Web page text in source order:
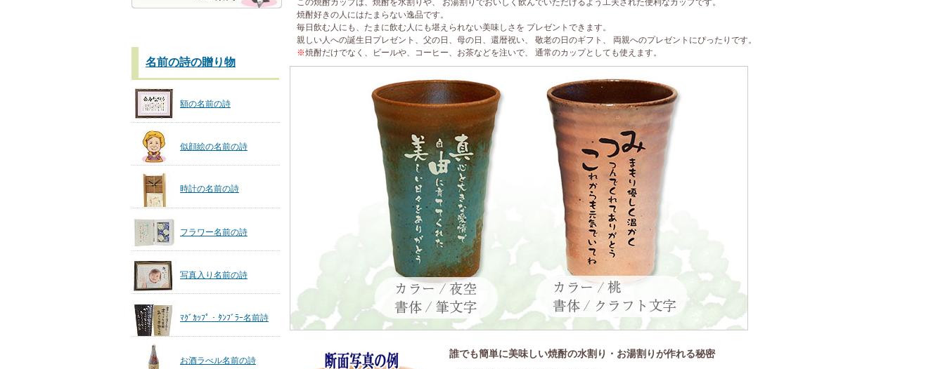
名前の詩の贈り物
額の名前の詩
似顔絵の名前の詩
時計の名前の詩
フラワー名前の詩
写真入り名前の詩
ﾏｸﾞｶｯﾌﾟ・ﾀﾝﾌﾞﾗｰ名前詩
お酒ラべル名前の詩
この焼酎カップは、焼酎を水割りや、 お湯割りでおいしく飲んでいただけるよう工夫された便利なカップです。
焼酎好きの人にはたまらない逸品です。
毎日飲む人にも、たまに飲む人にも堪えられない美味しさを プレゼントできます。
親しい人への誕生日プレゼント、父の日、母の日、還暦祝い、 敬老の日のギフト、 両親へのプレゼントにぴったりです。
※焼酎だけでなく、ビールや、コーヒー、お茶などを注いで、 通常のカップとしても使えます。
誰でも簡単に美味しい焼酎の水割り・お湯割りが作れる秘密